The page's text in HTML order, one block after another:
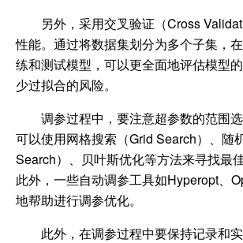
另外，采用交叉验证（Cross
性能。通过将数据集划分为多个子集，
练和测试模型，可以更全面地评估模型
少过拟合的风险。
调参过程中，要注意超参数的范围选
可以使用网格搜索（Grid Search）、随
Search）、贝叶斯优化等方法来寻找最
此外，一些自动调参工具如Hyperopt、
地帮助进行调参优化。
此外，在调参过程中要保持记录和实